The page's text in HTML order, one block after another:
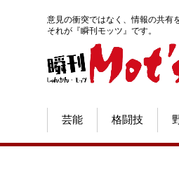
意見の衝突ではなく、情報の共有
それが『瞬刊モッツ』です。
芸能 格闘技